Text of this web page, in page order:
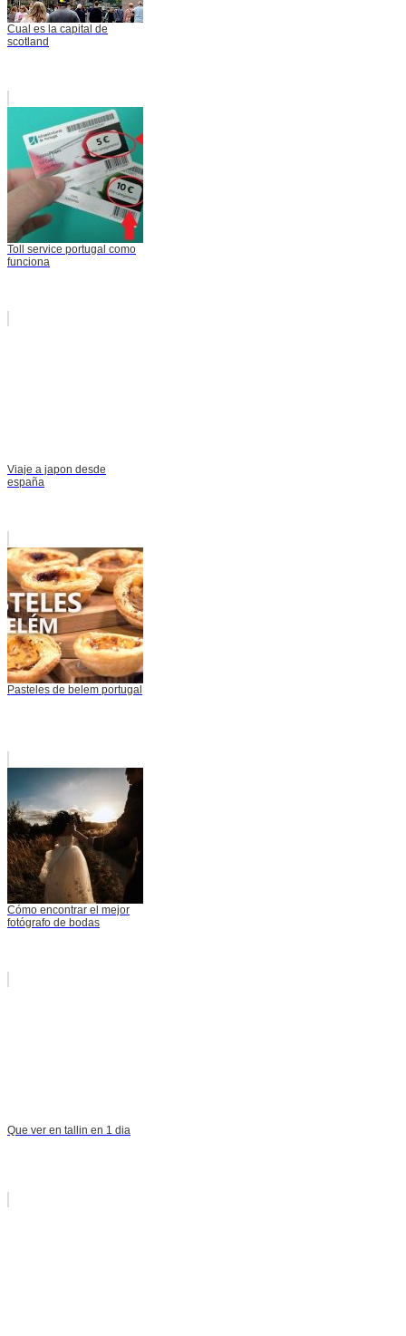
Cual es la capital de
scotland
Toll service portugal como
funciona
Viaje a japon desde
españa
Pasteles de belem portugal
Cómo encontrar el mejor
fotógrafo de bodas
Que ver en tallin en 1 dia